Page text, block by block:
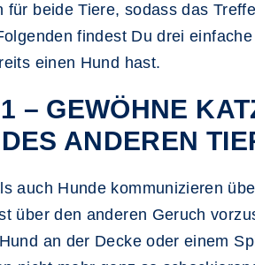
für beide Tiere, sodass das
findest Du drei
einen Hund hast.
– GEWÖHNE
ANDEREN
auch Hunde kommunizieren
über den anderen Geruch
an der Decke oder einem